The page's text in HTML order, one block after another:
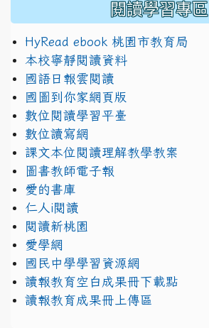
閱讀學習專區
HyRead ebook 桃園市教育局
本校寧靜閱讀資料
國語日報雲閱讀
國圖到你家網頁版
數位閱讀學習平臺
數位讀寫網
課文本位閱讀理解教學教案
圖書教師電子報
愛的書庫
仁人i閱讀
閱讀新桃園
愛學網
國民中學學習資源網
讀報教育空白成果冊下載點
讀報教育成果冊上傳區